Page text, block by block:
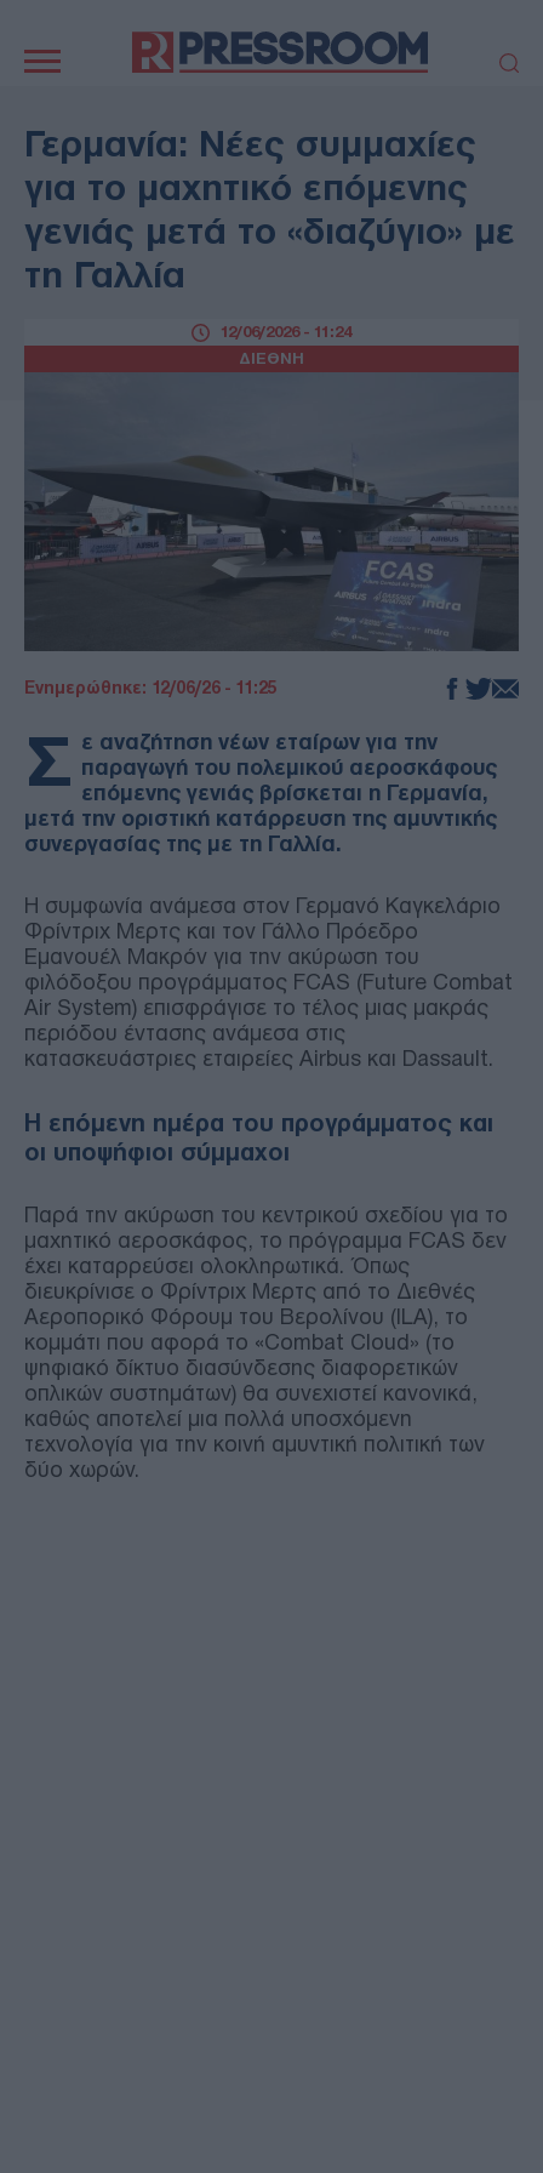
πλοήγηση
ΠΟΛΙΤΙΚΗ
ΟΙΚΟΝΟΜΙΑ
ΕΛΛΑΔΑ
ΕΚΚΛΗΣΙΑ
ΑΜΥΝΑ
ΔΙΕΘΝΗ
ΚΥΠΡΟΣ
MEDIA
AUTO - MOTO
ΓΑΣΤΡΟΝΟΜΙΑ
Γερμανία: Νέες συμμαχίες
για το μαχητικό επόμενης
γενιάς μετά το «διαζύγιο» με
τη Γαλλία
ΔΙΕΘΝΗ
12/06/2026 - 11:24
Ενημερώθηκε: 12/06/26 - 11:25
Σ ε αναζήτηση νέων εταίρων για την
παραγωγή του πολεμικού αεροσκάφους
επόμενης γενιάς βρίσκεται η Γερμανία,
μετά την οριστική κατάρρευση της αμυντικής
συνεργασίας της με τη Γαλλία.
Η συμφωνία ανάμεσα στον Γερμανό Καγκελάριο
Φρίντριχ Μερτς και τον Γάλλο Πρόεδρο
Εμανουέλ Μακρόν για την ακύρωση του
φιλόδοξου προγράμματος FCAS (Future Combat
Air System) επισφράγισε το τέλος μιας μακράς
περιόδου έντασης ανάμεσα στις
κατασκευάστριες εταιρείες Airbus και Dassault.
Η επόμενη ημέρα του προγράμματος και
οι υποψήφιοι σύμμαχοι
Παρά την ακύρωση του κεντρικού σχεδίου για το
μαχητικό αεροσκάφος, το πρόγραμμα FCAS δεν
έχει καταρρεύσει ολοκληρωτικά. Όπως
διευκρίνισε ο Φρίντριχ Μερτς από το Διεθνές
Αεροπορικό Φόρουμ του Βερολίνου (ILA), το
κομμάτι που αφορά το «Combat Cloud» (το
ψηφιακό δίκτυο διασύνδεσης διαφορετικών
οπλικών συστημάτων) θα συνεχιστεί κανονικά,
καθώς αποτελεί μια πολλά υποσχόμενη
τεχνολογία για την κοινή αμυντική πολιτική των
δύο χωρών.